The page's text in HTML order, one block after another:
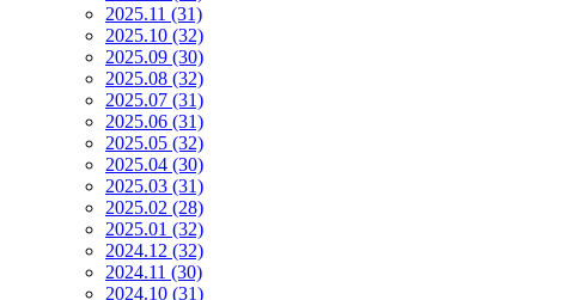
2025.11 (31)
2025.10 (32)
2025.09 (30)
2025.08 (32)
2025.07 (31)
2025.06 (31)
2025.05 (32)
2025.04 (30)
2025.03 (31)
2025.02 (28)
2025.01 (32)
2024.12 (32)
2024.11 (30)
2024.10 (31)